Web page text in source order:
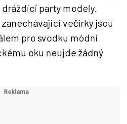
party modely.
večírky jsou
pro svodku módní
oku neujde žádný